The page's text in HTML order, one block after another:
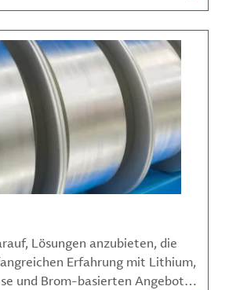
für Mobilität,
Wachstum zu schaffen.
Lösungen anzubieten, die
Erfahrung mit Lithium,
und Brom-basierten Angeboten